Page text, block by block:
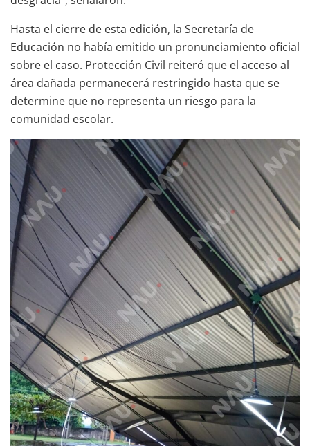
Hasta el cierre de esta edición, la Secretaría de
Educación no había emitido un pronunciamiento oficial
sobre el caso. Protección Civil reiteró que el acceso al
área dañada permanecerá restringido hasta que se
determine que no representa un riesgo para la
comunidad escolar.